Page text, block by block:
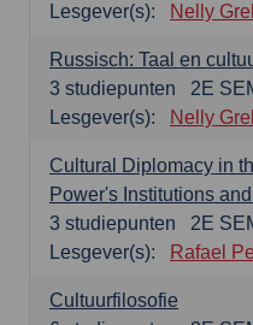
Lesgever(s):
Nelly
Russisch: Taal en
2E
3 studiepunten
Lesgever(s):
Nelly
Cultural Diplomacy in
Power's Institutions
2E
3 studiepunten
Lesgever(s):
Rafael
Cultuurfilosofie